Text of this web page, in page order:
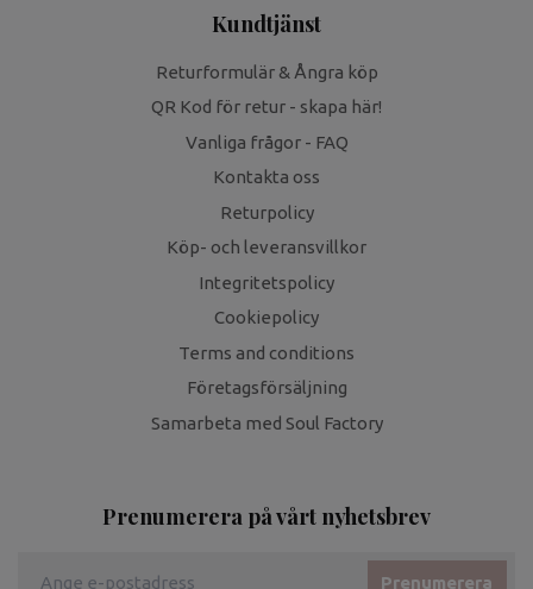
Kundtjänst
Returformulär & Ångra köp
QR Kod för retur - skapa här!
Vanliga frågor - FAQ
Kontakta oss
Returpolicy
Köp- och leveransvillkor
Integritetspolicy
Cookiepolicy
Terms and conditions
Företagsförsäljning
Samarbeta med Soul Factory
Prenumerera på vårt nyhetsbrev
Prenumerera